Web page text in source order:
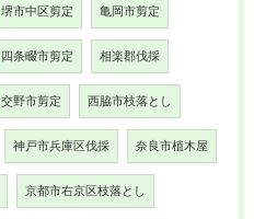
堺市中区剪定 亀岡市剪定
四条畷市剪定 相楽郡伐採
交野市剪定 西脇市枝落とし
神戸市兵庫区伐採 奈良市植木屋
京都市右京区枝落とし